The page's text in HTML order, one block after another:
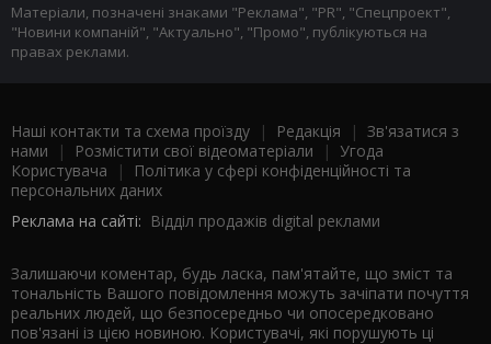
Матеріали, позначені знаками "Реклама", "PR", "Спецпроект",
"Новини компаній", "Актуально", "Промо", публікуються на
правах реклами.
Наші контакти та схема проїзду | Редакція | Зв'язатися з
нами | Розмістити свої відеоматеріали | Угода
Користувача |
Політика у сфері конфіденційності та
персональних даних
Реклама на сайті: Відділ продажів digital реклами
Залишаючи коментар, будь ласка, пам'ятайте, що зміст та
тональність Вашого повідомлення можуть зачіпати почуття
реальних людей, що безпосередньо чи опосередковано
пов'язані із цією новиною. Користувачі, які порушують ці